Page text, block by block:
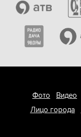
Фото Видео
Лицо города